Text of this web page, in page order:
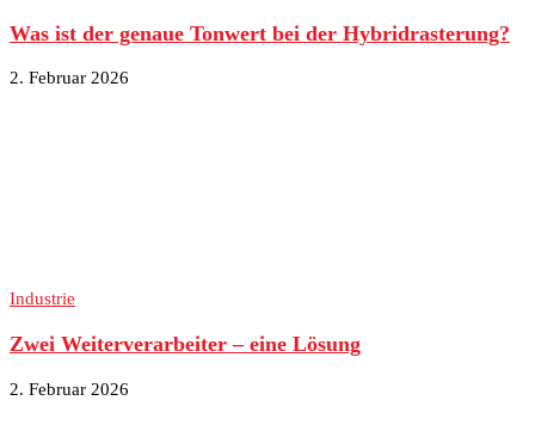
Was ist der genaue Tonwert bei der Hybridrasterung?
2. Februar 2026
Industrie
Zwei Weiterverarbeiter – eine Lösung
2. Februar 2026